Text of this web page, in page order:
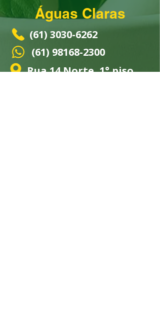
Águas Claras
(61) 3030-6262
(61) 98168-2300
Rua 14 Norte, 1° piso